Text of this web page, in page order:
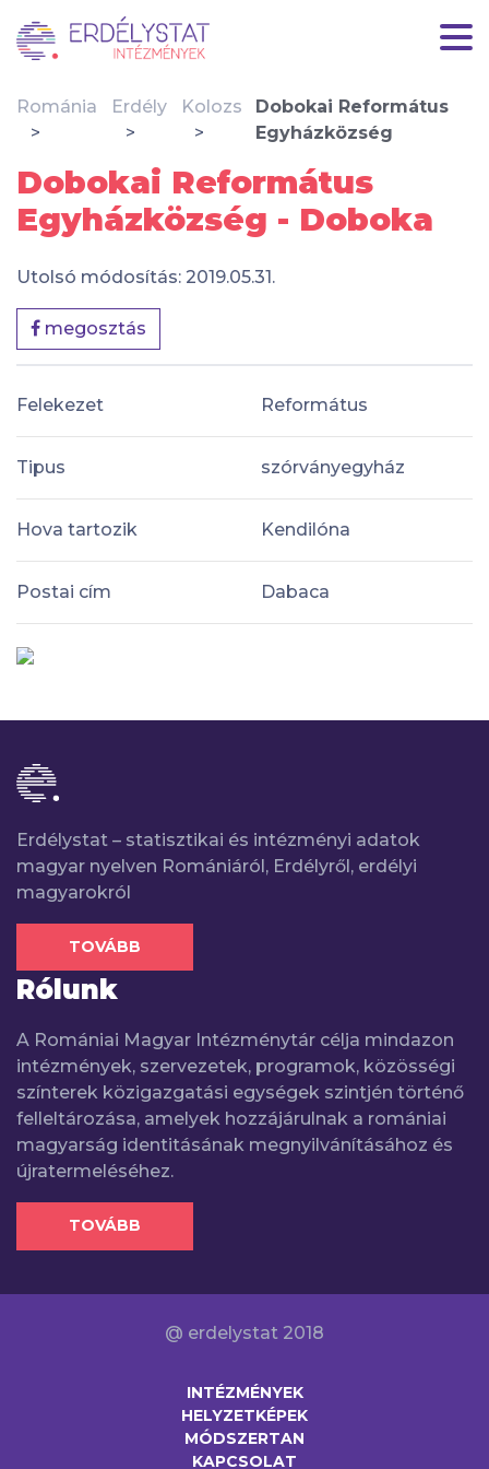
Románia Erdély Kolozs
Dobokai Református
Egyházközség
Dobokai Református
Egyházközség - Doboka
Utolsó módosítás: 2019.05.31.
megosztás
Felekezet Református
Tipus szórványegyház
Hova tartozik Kendilóna
Postai cím Dabaca
Erdélystat – statisztikai és intézményi adatok
magyar nyelven Romániáról, Erdélyről, erdélyi
magyarokról
TOVÁBB
Rólunk
A Romániai Magyar Intézménytár célja mindazon
intézmények, szervezetek, programok, közösségi
színterek közigazgatási egységek szintjén történő
felleltározása, amelyek hozzájárulnak a romániai
magyarság identitásának megnyilvánításához és
újratermeléséhez.
TOVÁBB
@ erdelystat 2018
INTÉZMÉNYEK
HELYZETKÉPEK
MÓDSZERTAN
KAPCSOLAT